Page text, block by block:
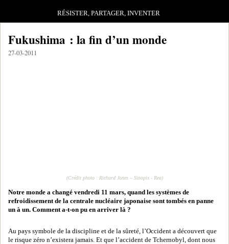
RÉSISTER, PARTAGER, INVENTER
Fukushima : la fin d’un monde
27-03-2011
(Crédit photo : Richard Jones – Sinopix - Rea)
Notre monde a changé vendredi 11 mars, quand les systèmes de
refroidissement de la centrale nucléaire japonaise sont tombés en panne
un à un. Comment a-t-on pu en arriver là ?
Au pays symbole de la discipline et de la sûreté, l’Occident a découvert que
le risque zéro n’existera jamais. Et que l’accident de Tchernobyl, dont nous